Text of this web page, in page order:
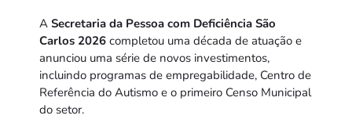
A Secretaria da Pessoa com Deficiência São
Carlos 2026 completou uma década de atuação e
anunciou uma série de novos investimentos,
incluindo programas de empregabilidade, Centro de
Referência do Autismo e o primeiro Censo Municipal
do setor.